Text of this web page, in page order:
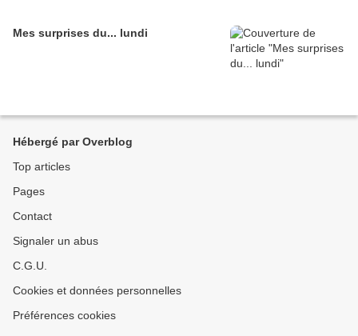
Mes surprises du... lundi
Hébergé par Overblog
Top articles
Pages
Contact
Signaler un abus
C.G.U.
Cookies et données personnelles
Préférences cookies